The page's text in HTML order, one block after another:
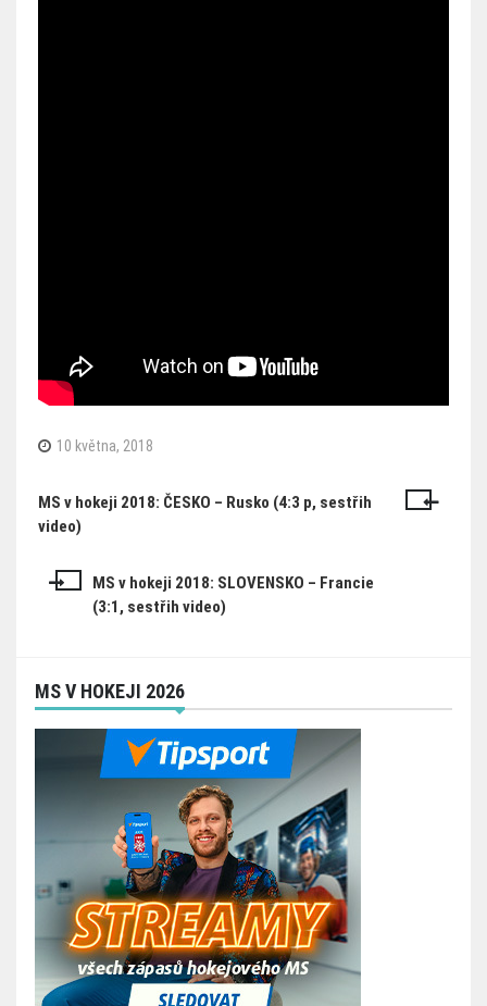
10 května, 2018
Navigace
příspěvek
MS v hokeji 2018: ČESKO – Rusko (4:3 p, sestřih
video)
MS v hokeji 2018: SLOVENSKO – Francie
(3:1, sestřih video)
MS V HOKEJI 2026